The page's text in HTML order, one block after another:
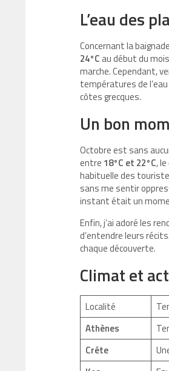
L’eau des
Concernant la
24°C au début du
marche. Cependant,
températures de
côtes grecques.
Un bon
Octobre est sans
entre 18°C et 22°C,
habituelle des
sans me sentir
instant était un
Enfin, j’ai adoré les
d’entendre leurs
chaque découverte.
Climat et
Localité
Athènes
Créte